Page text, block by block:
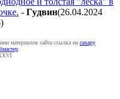
- Гyдвин(26.04.2024
)
материалов сайта ссылка на caxapу